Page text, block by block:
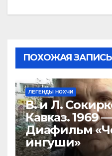
записям
ПОХОЖАЯ ЗАПИСЬ
ЛЕГЕНДЫ НОХЧИ
В. и Л.
Кавказ. 1969
Диафильм
ингуши»